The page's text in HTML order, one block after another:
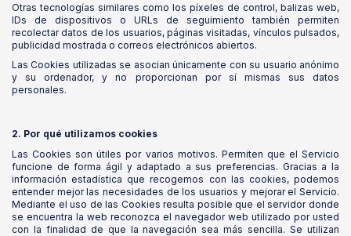
Otras tecnologías similares como los píxeles de control, balizas web,
IDs de dispositivos o URLs de seguimiento también permiten
recolectar datos de los usuarios, páginas visitadas, vínculos pulsados,
publicidad mostrada o correos electrónicos abiertos.
Las Cookies utilizadas se asocian únicamente con su usuario anónimo
y su ordenador, y no proporcionan por sí mismas sus datos
personales.
2. Por qué utilizamos cookies
Las Cookies son útiles por varios motivos. Permiten que el Servicio
funcione de forma ágil y adaptado a sus preferencias. Gracias a la
información estadística que recogemos con las cookies, podemos
entender mejor las necesidades de los usuarios y mejorar el Servicio.
Mediante el uso de las Cookies resulta posible que el servidor donde
se encuentra la web reconozca el navegador web utilizado por usted
con la finalidad de que la navegación sea más sencilla. Se utilizan